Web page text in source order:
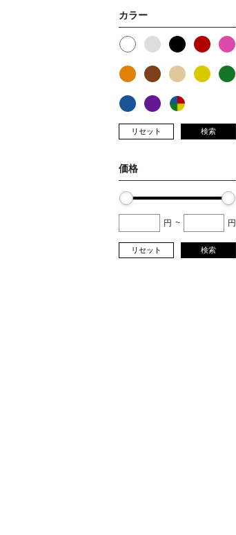
カラー
リセット 検索
価格
円 ~ 円
リセット 検索